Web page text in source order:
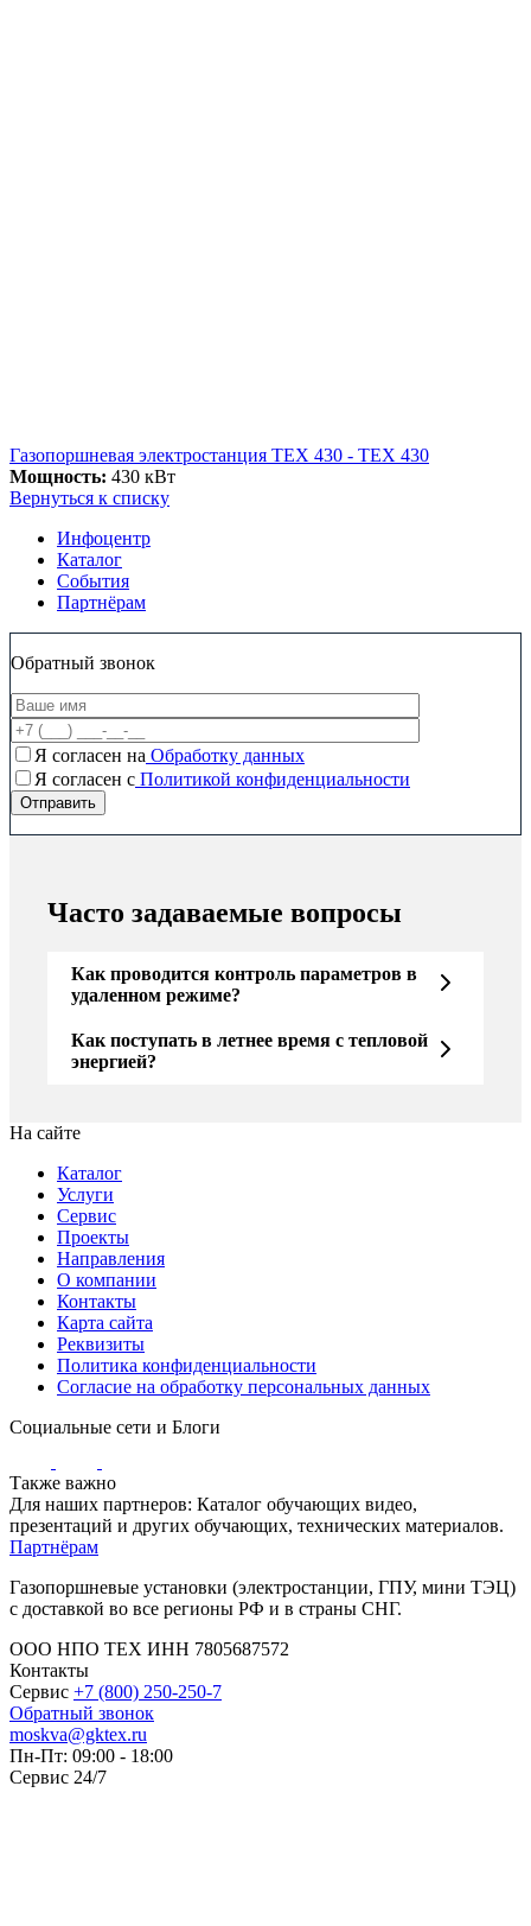
Газопоршневая электростанция ТЕХ 430 - ТЕХ 430
Мощность: 430 кВт
Вернуться к списку
Инфоцентр
Каталог
События
Партнёрам
Обратный звонок
Я согласен на Обработку данных
Я согласен c Политикой конфиденциальности
Часто задаваемые вопросы
Как проводится контроль параметров в
удаленном режиме?
Как поступать в летнее время с тепловой
энергией?
На сайте
Каталог
Услуги
Сервис
Проекты
Направления
О компании
Контакты
Карта сайта
Реквизиты
Политика конфиденциальности
Согласие на обработку персональных данных
Социальные сети и Блоги
Также важно
Для наших партнеров: Каталог обучающих видео,
презентаций и других обучающих, технических материалов.
Партнёрам
Газопоршневые установки (электростанции, ГПУ, мини ТЭЦ)
с доставкой во все регионы РФ и в страны СНГ.
ООО НПО ТЕХ ИНН 7805687572
Контакты
Сервис +7 (800) 250-250-7
Обратный звонок
moskva@gktex.ru
Пн-Пт: 09:00 - 18:00
Сервис 24/7